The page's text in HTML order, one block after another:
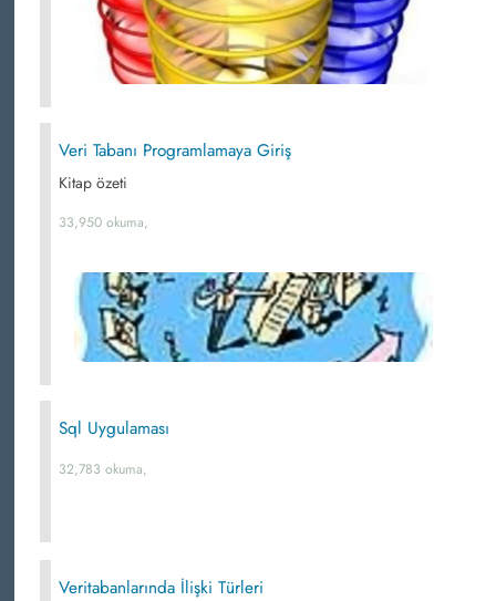
Veri Tabanı Programlamaya Giriş
Kitap özeti
33,950 okuma,
Sql Uygulaması
32,783 okuma,
Veritabanlarında İlişki Türleri